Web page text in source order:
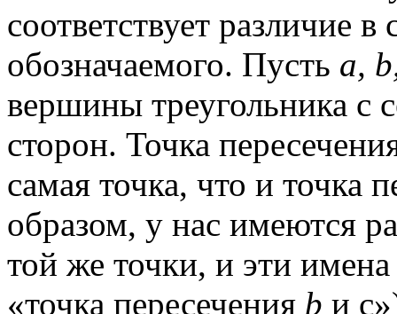
соответствует различие
обозначаемого. Пусть а,
вершины треугольника с
сторон. Точка
самая точка, что и точка
образом, у нас имеются
той же точки, и эти
«точка пересечения b и